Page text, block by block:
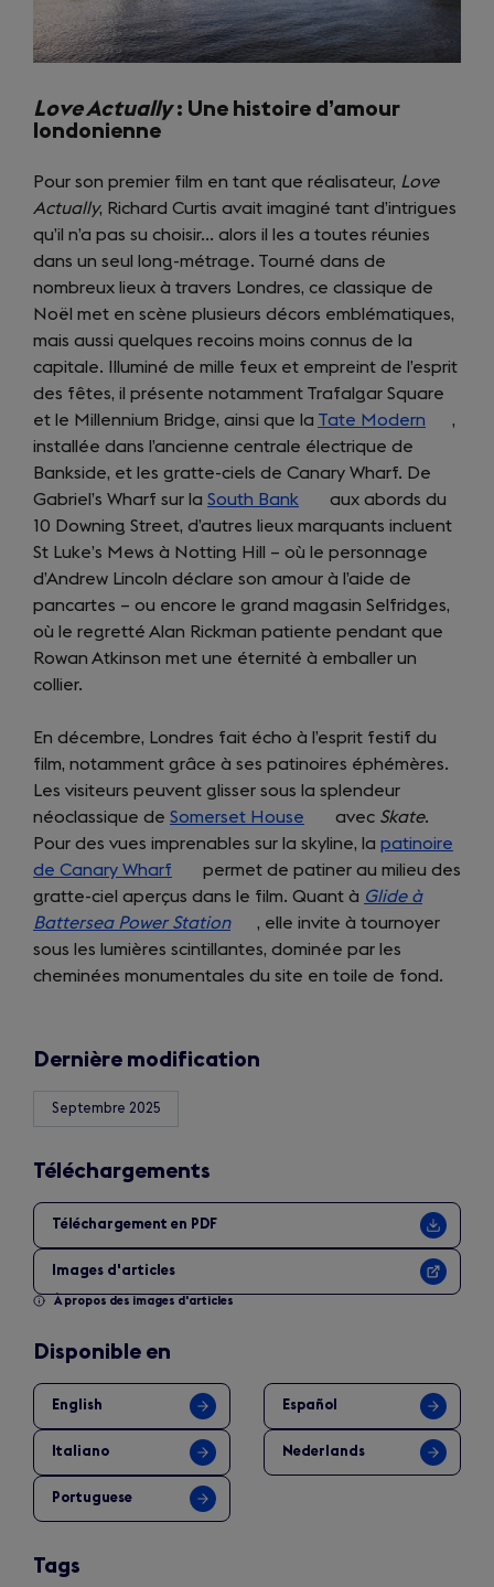
Love Actually: Une histoire d’amour
londonienne
Pour son premier film en tant que réalisateur, Love
Actually, Richard Curtis avait imaginé tant d’intrigues
qu’il n’a pas su choisir… alors il les a toutes réunies
dans un seul long-métrage. Tourné dans de
nombreux lieux à travers Londres, ce classique de
Noël met en scène plusieurs décors emblématiques,
mais aussi quelques recoins moins connus de la
capitale. Illuminé de mille feux et empreint de l’esprit
des fêtes, il présente notamment Trafalgar Square
et le Millennium Bridge, ainsi que la Tate Modern (opens
a
new
tab)
,
installée dans l’ancienne centrale électrique de
Bankside, et les gratte-ciels de Canary Wharf. De
Gabriel’s Wharf sur la South Bank (opens
in
a
new
tab)
aux abords du
10 Downing Street, d’autres lieux marquants incluent
St Luke’s Mews à Notting Hill – où le personnage
d’Andrew Lincoln déclare son amour à l’aide de
pancartes – ou encore le grand magasin Selfridges,
où le regretté Alan Rickman patiente pendant que
Rowan Atkinson met une éternité à emballer un
collier.
En décembre, Londres fait écho à l’esprit festif du
film, notamment grâce à ses patinoires éphémères.
Les visiteurs peuvent glisser sous la splendeur
néoclassique de Somerset House (opens
in
a
new
tab)
avec Skate.
Pour des vues imprenables sur la skyline, la patinoire
de Canary Wharf (opens
in
a
new
tab)
permet de patiner au milieu des
gratte-ciel aperçus dans le film. Quant à Glide à
Battersea Power Station(opens
in
a
, elle invite à tournoyer
sous les lumières scintillantes, dominée par les
cheminées monumentales du site en toile de fond.
Dernière modification
Septembre 2025
Téléchargements
Téléchargement en PDF
Images d'articles
À propos des images d'articles
Disponible en
English Español
Italiano Nederlands
Portuguese
Tags